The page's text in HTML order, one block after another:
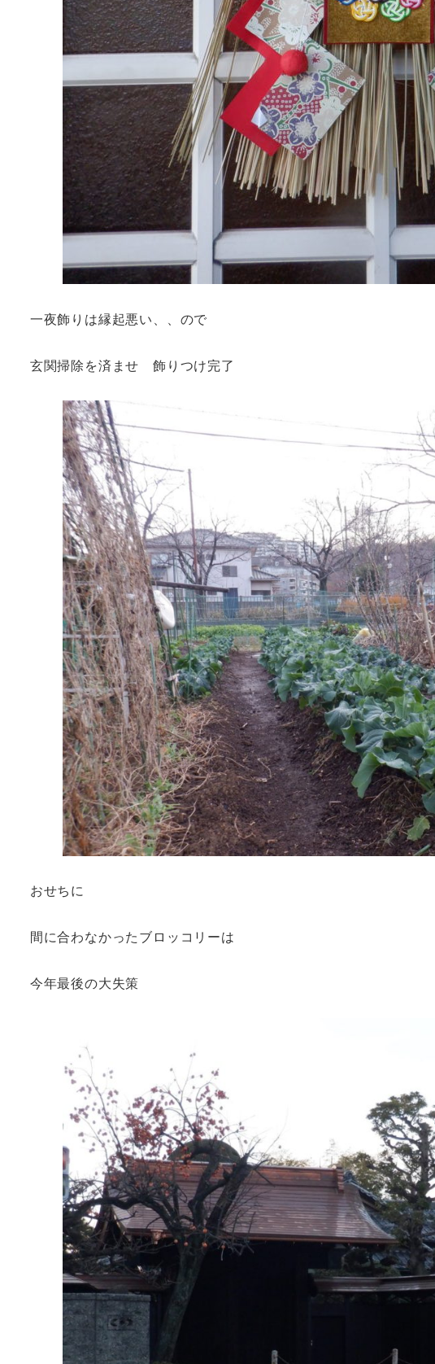
一夜飾りは縁起悪い、、ので
玄関掃除を済ませ 飾りつけ完了
おせちに
間に合わなかったブロッコリーは
今年最後の大失策